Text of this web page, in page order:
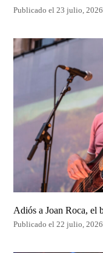
Publicado el 23 julio, 2026
Adiós a Joan Roca, el
Publicado el 22 julio, 2026